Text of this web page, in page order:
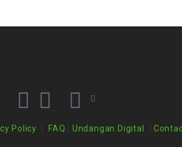
Policy FAQ Undangan Digital